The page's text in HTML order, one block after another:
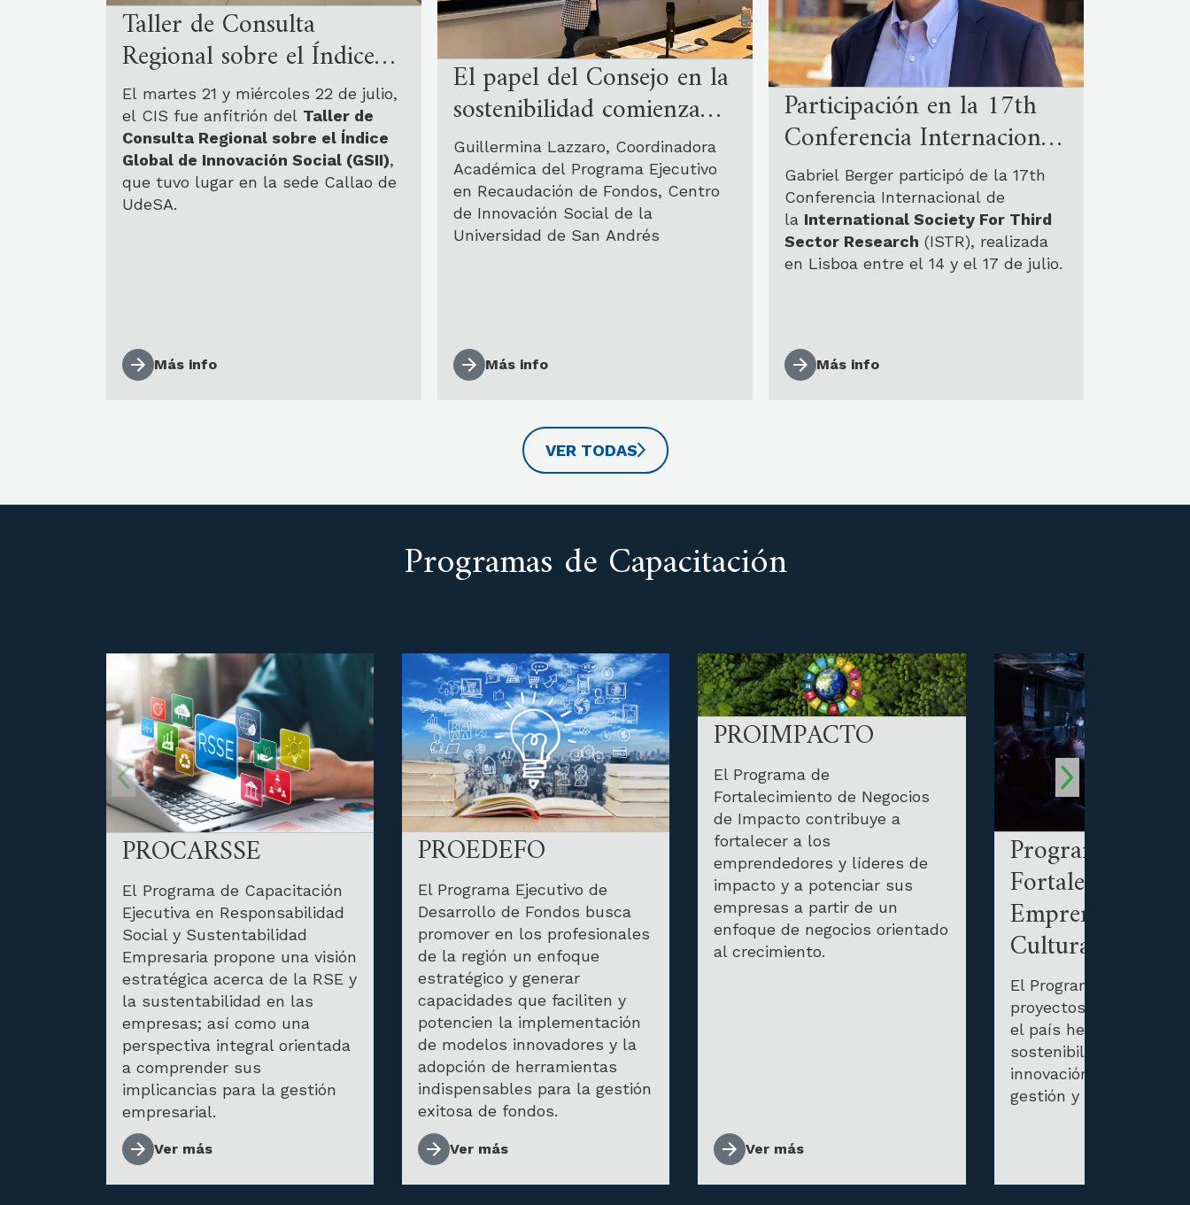
Taller de Consulta
Regional sobre el Índice
Global de Innovación
Social (GSII)
El martes 21 y miércoles 22 de julio,
el CIS fue anfitrión del Taller de
Consulta Regional sobre el Índice
Global de Innovación Social (GSII),
que tuvo lugar en la sede Callao de
UdeSA.
Más info
El papel del Consejo en la
sostenibilidad comienza
antes de la primera
solicitud.
Guillermina Lazzaro, Coordinadora
Académica del Programa Ejecutivo
en Recaudación de Fondos, Centro
de Innovación Social de la
Universidad de San Andrés
liderazgo en organizaciones sin fines
de lucro y la gestión de equipos de
Más info
Participación en la 17th
Conferencia Internacional
de la International Society
For Third Sector Research
Gabriel Berger participó de la 17th
Conferencia Internacional de
la International Society For Third
Sector Research (ISTR), realizada
en Lisboa entre el 14 y el 17 de julio.
Más info
VER TODAS
Programas de Capacitación
PROCARSSE
El Programa de Capacitación
Ejecutiva en Responsabilidad
Social y Sustentabilidad
Empresaria propone una visión
estratégica acerca de la RSE y
la sustentabilidad en las
empresas; así como una
perspectiva integral orientada
a comprender sus
implicancias para la gestión
empresarial.
Ver más
PROEDEFO
El Programa Ejecutivo de
Desarrollo de Fondos busca
promover en los profesionales
de la región un enfoque
estratégico y generar
capacidades que faciliten y
potencien la implementación
de modelos innovadores y la
adopción de herramientas
indispensables para la gestión
exitosa de fondos.
Ver más
PROIMPACTO
El Programa de
Fortalecimiento de Negocios
de Impacto contribuye a
fortalecer a los
emprendedores y líderes de
impacto y a potenciar sus
empresas a partir de un
enfoque de negocios orientado
al crecimiento.
Ver más
Programa de
Fortalecimiento
Culturales
El Programa busca
proyectos culturales
el país herramientas
sostenibilidad
innovación en sus
gestión y liderazgo.